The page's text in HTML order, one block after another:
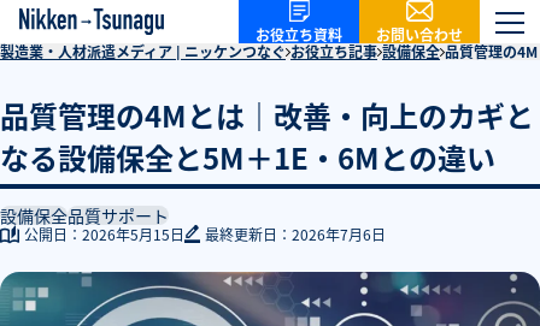
お役立ち資料
お問い合わせ
製造業・人材派遣メディア | ニッケンつなぐ お役立ち記事 設備保全 品質管理の
品質管理の4Mとは｜改善・向上のカギと
なる設備保全と5M＋1E・6Mとの違い
設備保全品質サポート
公開日： 2026年5月15日 最終更新日： 2026年7月6日